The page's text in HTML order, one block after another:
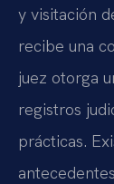
y visitación
recibe una
juez otorga
registros
prácticas.